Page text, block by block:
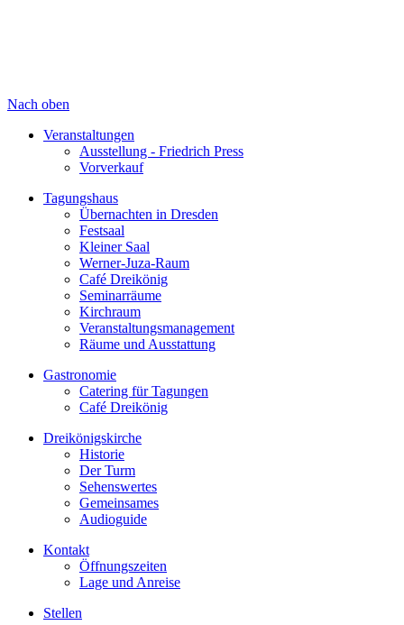
Nach oben
Veranstaltungen
Ausstellung - Friedrich Press
Vorverkauf
Tagungshaus
Übernachten in Dresden
Festsaal
Kleiner Saal
Werner-Juza-Raum
Café Dreikönig
Seminarräume
Kirchraum
Veranstaltungsmanagement
Räume und Ausstattung
Gastronomie
Catering für Tagungen
Café Dreikönig
Dreikönigskirche
Historie
Der Turm
Sehenswertes
Gemeinsames
Audioguide
Kontakt
Öffnungszeiten
Lage und Anreise
Stellen